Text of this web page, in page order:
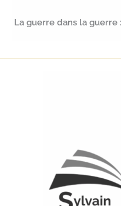
La guerre dans la guerre